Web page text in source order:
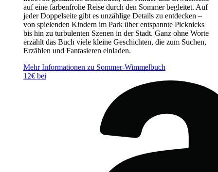
auf eine farbenfrohe Reise durch den Sommer begleitet. Auf
jeder Doppelseite gibt es unzählige Details zu entdecken –
von spielenden Kindern im Park über entspannte Picknicks
bis hin zu turbulenten Szenen in der Stadt. Ganz ohne Worte
erzählt das Buch viele kleine Geschichten, die zum Suchen,
Erzählen und Fantasieren einladen.
Mehr Informationen zu Sommer-Wimmelbuch
12€ bei